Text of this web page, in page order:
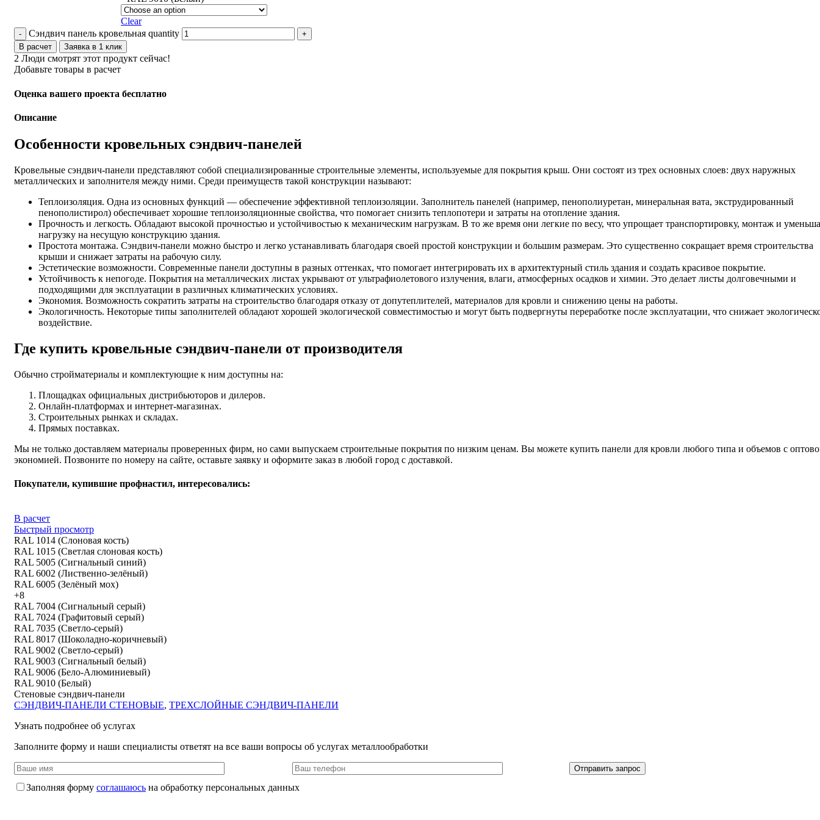
Clear
Сэндвич панель кровельная quantity
В расчет Заявка в 1 клик
2 Люди смотрят этот продукт сейчас!
Добавьте товары в расчет
Оценка вашего проекта бесплатно
Описание
Особенности кровельных сэндвич-панелей
Кровельные сэндвич-панели представляют собой специализированные строительные элементы, используемые для покрытия крыш. Они состоят из трех основных слоев: двух наружных
металлических и заполнителя между ними. Среди преимуществ такой конструкции называют:
Теплоизоляция. Одна из основных функций — обеспечение эффективной теплоизоляции. Заполнитель панелей (например, пенополиуретан, минеральная вата, экструдированный
пенополистирол) обеспечивает хорошие теплоизоляционные свойства, что помогает снизить теплопотери и затраты на отопление здания.
Прочность и легкость. Обладают высокой прочностью и устойчивостью к механическим нагрузкам. В то же время они легкие по весу, что упрощает транспортировку, монтаж и
нагрузку на несущую конструкцию здания.
Простота монтажа. Сэндвич-панели можно быстро и легко устанавливать благодаря своей простой конструкции и большим размерам. Это существенно сокращает время строительства
крыши и снижает затраты на рабочую силу.
Эстетические возможности. Современные панели доступны в разных оттенках, что помогает интегрировать их в архитектурный стиль здания и создать красивое покрытие.
Устойчивость к непогоде. Покрытия на металлических листах укрывают от ультрафиолетового излучения, влаги, атмосферных осадков и химии. Это делает листы долговечными и
подходящими для эксплуатации в различных климатических условиях.
Экономия. Возможность сократить затраты на строительство благодаря отказу от допутеплителей, материалов для кровли и снижению цены на работы.
Экологичность. Некоторые типы заполнителей обладают хорошей экологической совместимостью и могут быть подвергнуты переработке после эксплуатации, что снижает
воздействие.
Где купить кровельные сэндвич-панели от производителя
Обычно стройматериалы и комплектующие к ним доступны на:
Площадках официальных дистрибьюторов и дилеров.
Онлайн-платформах и интернет-магазинах.
Строительных рынках и складах.
Прямых поставках.
Мы не только доставляем материалы проверенных фирм, но сами выпускаем строительные покрытия по низким ценам. Вы можете купить панели для кровли любого типа и объемов с
экономией. Позвоните по номеру на сайте, оставьте заявку и оформите заказ в любой город с доставкой.
Покупатели, купившие профнастил, интересовались:
В расчет
Быстрый просмотр
RAL 1014 (Слоновая кость)
RAL 1015 (Светлая слоновая кость)
RAL 5005 (Сигнальный синий)
RAL 6002 (Лиственно-зелёный)
RAL 6005 (Зелёный мох)
+8
RAL 7004 (Сигнальный серый)
RAL 7024 (Графитовый серый)
RAL 7035 (Светло-серый)
RAL 8017 (Шоколадно-коричневый)
RAL 9002 (Светло-серый)
RAL 9003 (Сигнальный белый)
RAL 9006 (Бело-Алюминиевый)
RAL 9010 (Белый)
Стеновые сэндвич-панели
СЭНДВИЧ-ПАНЕЛИ СТЕНОВЫЕ, ТРЕХСЛОЙНЫЕ СЭНДВИЧ-ПАНЕЛИ
Узнать подробнее об услугах
Заполните форму и наши специалисты ответят на все ваши вопросы об услугах металлообработки
Заполняя форму соглашаюсь на обработку персональных данных